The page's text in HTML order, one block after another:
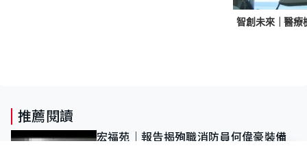
推薦閱讀
宏福苑｜報告揭殉職消防員何偉豪裝備